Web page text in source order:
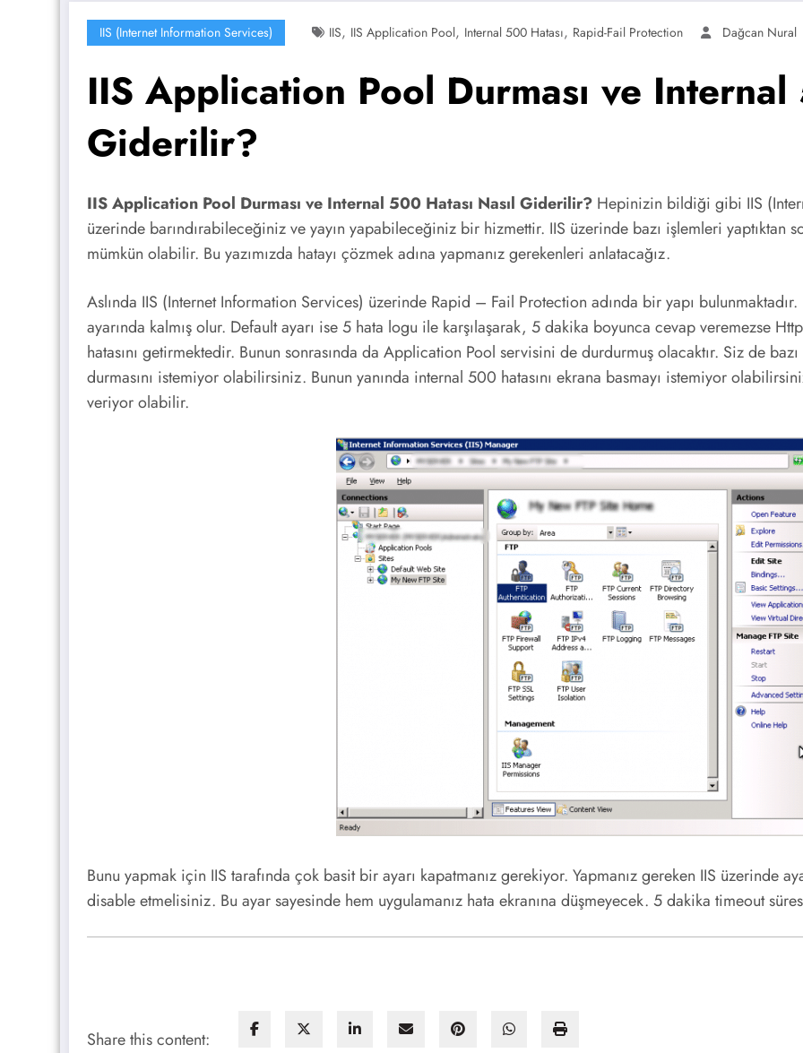
IIS (Internet Information Services) IIS, IIS Application Pool, Internal 500 Hatası, Rapid-Fail Protection Dağcan Nural
IIS Application Pool Durması ve Internal
Giderilir?
IIS Application Pool Durması ve Internal 500 Hatası Nasıl Giderilir? Hepinizin bildiği gibi IIS
üzerinde barındırabileceğiniz ve yayın yapabileceğiniz bir hizmettir. IIS üzerinde bazı işlemleri yaptıktan
mümkün olabilir. Bu yazımızda hatayı çözmek adına yapmanız gerekenleri anlatacağız.
Aslında IIS (Internet Information Services) üzerinde Rapid – Fail Protection adında bir yapı bulunmaktadır.
ayarında kalmış olur. Default ayarı ise 5 hata logu ile karşılaşarak, 5 dakika boyunca cevap veremezse
hatasını getirmektedir. Bunun sonrasında da Application Pool servisini de durdurmuş olacaktır. Siz de
durmasını istemiyor olabilirsiniz. Bunun yanında internal 500 hatasını ekrana basmayı istemiyor
veriyor olabilir.
Bunu yapmak için IIS tarafında çok basit bir ayarı kapatmanız gerekiyor. Yapmanız gereken IIS üzerinde
disable etmelisiniz. Bu ayar sayesinde hem uygulamanız hata ekranına düşmeyecek. 5 dakika timeout
Share this content: